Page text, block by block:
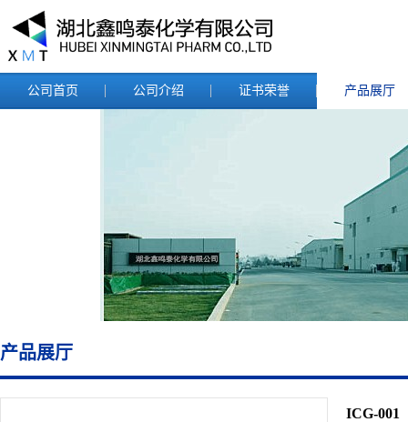
公司首页 公司介绍 证书荣誉 产品展厅
产品展厅
ICG-001